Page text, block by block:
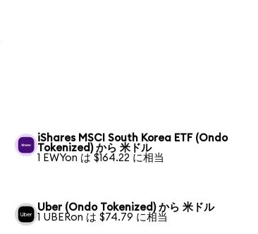
iShares MSCI South Korea ETF (Ondo
Tokenized) から 米ドル
1 EWYon は $164.22 に相当
Uber (Ondo Tokenized) から 米ドル
1 UBERon は $74.79 に相当